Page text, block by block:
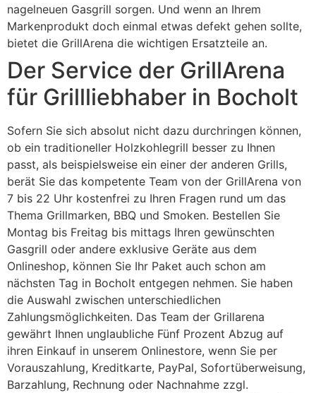
nagelneuen Gasgrill sorgen. Und wenn an Ihrem
Markenprodukt doch einmal etwas defekt gehen sollte,
bietet die GrillArena die wichtigen Ersatzteile an.
Der Service der GrillArena
für Grillliebhaber in Bocholt
Sofern Sie sich absolut nicht dazu durchringen können,
ob ein traditioneller Holzkohlegrill besser zu Ihnen
passt, als beispielsweise ein einer der anderen Grills,
berät Sie das kompetente Team von der GrillArena von
7 bis 22 Uhr kostenfrei zu Ihren Fragen rund um das
Thema Grillmarken, BBQ und Smoken. Bestellen Sie
Montag bis Freitag bis mittags Ihren gewünschten
Gasgrill oder andere exklusive Geräte aus dem
Onlineshop, können Sie Ihr Paket auch schon am
nächsten Tag in Bocholt entgegen nehmen. Sie haben
die Auswahl zwischen unterschiedlichen
Zahlungsmöglichkeiten. Das Team der Grillarena
gewährt Ihnen unglaubliche Fünf Prozent Abzug auf
ihren Einkauf in unserem Onlinestore, wenn Sie per
Vorauszahlung, Kreditkarte, PayPal, Sofortüberweisung,
Barzahlung, Rechnung oder Nachnahme zzgl.